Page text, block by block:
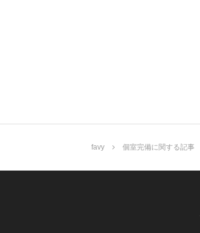
favy 個室完備に関する記事